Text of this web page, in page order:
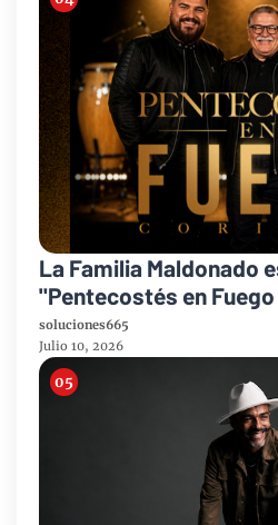
La Familia Maldonado
"Pentecostés en
soluciones665
Julio 10, 2026